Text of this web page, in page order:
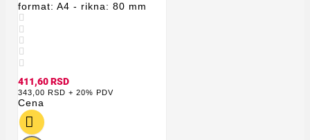
format: A4 - rikna: 80 mm





411,60 RSD
343,00 RSD + 20% PDV
Cena
